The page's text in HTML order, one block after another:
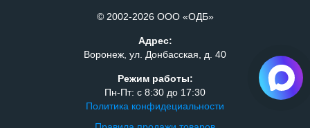
© 2002-2026 ООО «ОДБ»
Адрес:
Воронеж, ул. Донбасская, д. 40
Режим работы:
Пн-Пт: с 8:30 до 17:30
Политика конфидециальности